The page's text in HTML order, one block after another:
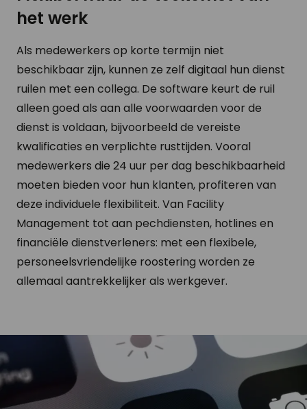
het werk
Als medewerkers op korte termijn niet
beschikbaar zijn, kunnen ze zelf digitaal hun dienst
ruilen met een collega. De software keurt de ruil
alleen goed als aan alle voorwaarden voor de
dienst is voldaan, bijvoorbeeld de vereiste
kwalificaties en verplichte rusttijden. Vooral
medewerkers die 24 uur per dag beschikbaarheid
moeten bieden voor hun klanten, profiteren van
deze individuele flexibiliteit. Van Facility
Management tot aan pechdiensten, hotlines en
financiële dienstverleners: met een flexibele,
personeelsvriendelijke roostering worden ze
allemaal aantrekkelijker als werkgever.